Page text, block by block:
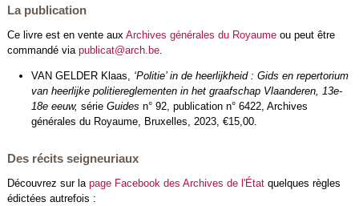
La publication
Ce livre est en vente aux Archives générales du Royaumeou peut être
commandé via publicat@arch.be.
VAN GELDER Klaas, ‘Politie’ in de heerlijkheid : Gids en repertorium
van heerlijke politiereglementen in het graafschap Vlaanderen, 13e-
18e eeuw, série Guides n° 92, publication n° 6422, Archives
générales du Royaume, Bruxelles, 2023, €15,00.
Des récits seigneuriaux
Découvrez sur la page Facebook des Archives de l'Étatquelques règles
édictées autrefois :